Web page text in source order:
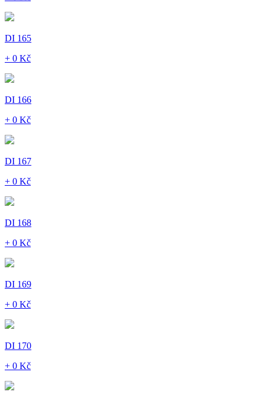
DI 165
+ 0 Kč
DI 166
+ 0 Kč
DI 167
+ 0 Kč
DI 168
+ 0 Kč
DI 169
+ 0 Kč
DI 170
+ 0 Kč